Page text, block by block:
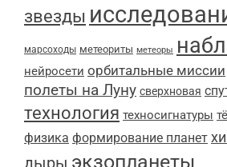
звезды
марсоходы метеориты метеоры
нейросети орбитальные миссии
полеты на Луну сверхновая
технология техносигнатуры
физика формирование планет
дыры экзопланеты